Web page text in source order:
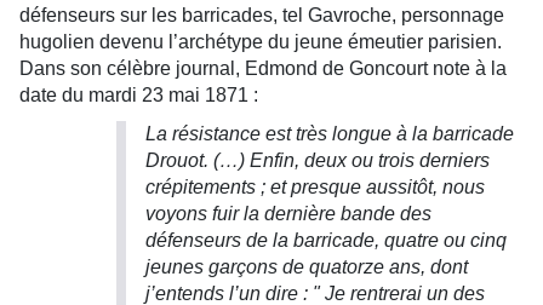
défenseurs sur les barricades, tel Gavroche, personnage
hugolien devenu l’archétype du jeune émeutier parisien.
Dans son célèbre journal, Edmond de Goncourt note à la
date du mardi 23 mai 1871 :
La résistance est très longue à la barricade
Drouot. (…) Enfin, deux ou trois derniers
crépitements ; et presque aussitôt, nous
voyons fuir la dernière bande des
défenseurs de la barricade, quatre ou cinq
jeunes garçons de quatorze ans, dont
j’entends l’un dire : " Je rentrerai un des